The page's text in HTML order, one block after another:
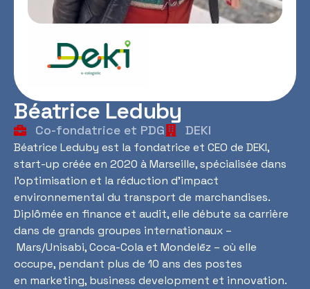
Béatrice Leduby
Co-fondatrice et PDG DEKI
Béatrice Leduby est la fondatrice et CEO de DEKI,
start-up créée en 2020 à Marseille, spécialisée dans
l’optimisation et la réduction d’impact
environnemental du transport de marchandises.
Diplômée en finance et audit, elle débute sa carrière
dans de grands groupes internationaux –
Mars/Unisabi, Coca-Cola et Mondelēz – où elle
occupe, pendant plus de 10 ans des postes
en marketing, business development et innovation.